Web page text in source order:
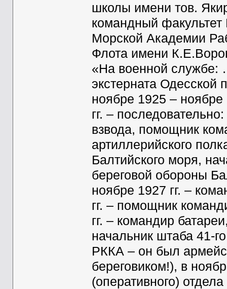
школы имени тов.
командный
Морской Академии
Флота имени
«На военной службе:
экстерната Одесской
ноябре 1925 – ноябре
гг. –
взвода, помощник
артиллерийского
Балтийского моря,
береговой обороны
ноябре 1927 гг. –
гг. – помощник
гг. – командир
начальник штаба 41-
РККА – он был
береговиком!), в
(оперативного)